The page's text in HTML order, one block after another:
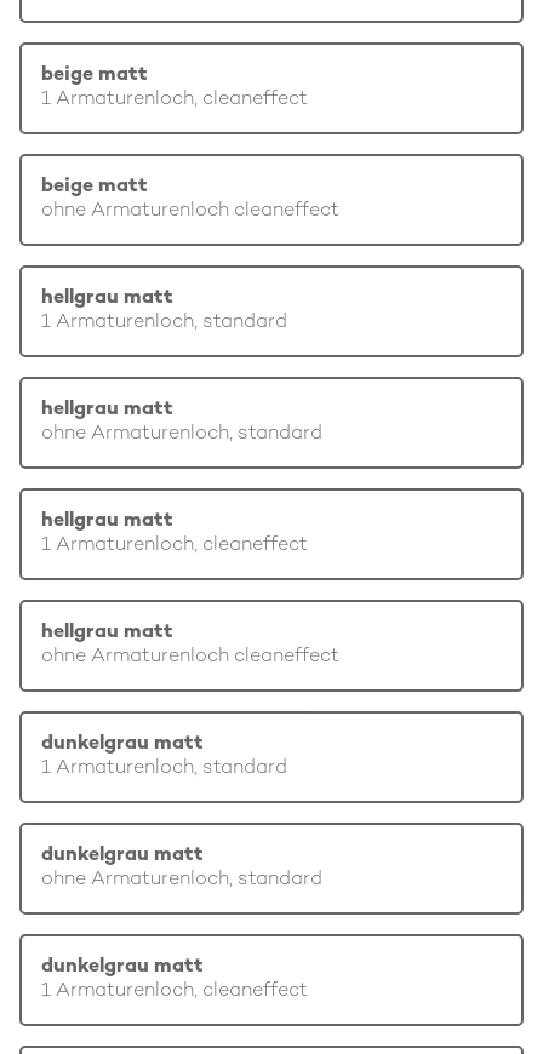
beige matt
1 Armaturenloch, cleaneffect
beige matt
ohne Armaturenloch cleaneffect
hellgrau matt
1 Armaturenloch, standard
hellgrau matt
ohne Armaturenloch, standard
hellgrau matt
1 Armaturenloch, cleaneffect
hellgrau matt
ohne Armaturenloch cleaneffect
dunkelgrau matt
1 Armaturenloch, standard
dunkelgrau matt
ohne Armaturenloch, standard
dunkelgrau matt
1 Armaturenloch, cleaneffect